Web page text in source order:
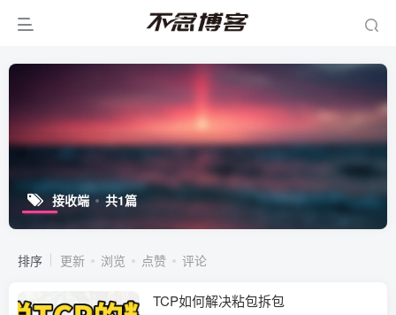
接收端 共1篇
排序 更新 浏览 点赞 评论
TCP如何解决粘包拆包